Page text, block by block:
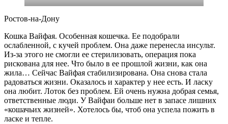
Ростов-на-Дону
Кошка Вайфая. Особенная кошечка. Ее подобрали
ослабленной, с кучей проблем. Она даже перенесла инсульт.
Из-за этого не смогли ее стерилизовать, операция пока
рискована для нее. Что было в ее прошлой жизни, как она
жила… Сейчас Вайфая стабилизирована. Она снова стала
радоваться жизни. Оказалось и характер у нее есть. И ласку
она любит. Лоток без проблем. Ей очень нужна добрая семья,
ответственные люди. У Вайфаи больше нет в запасе лишних
«кошачьих жизней». Хотелось бы, чтоб она успела пожить в
ласке и тепле.